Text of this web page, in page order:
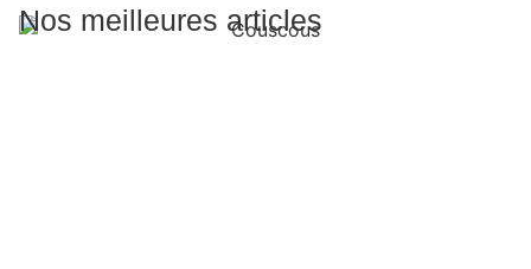
Nos meilleures articles